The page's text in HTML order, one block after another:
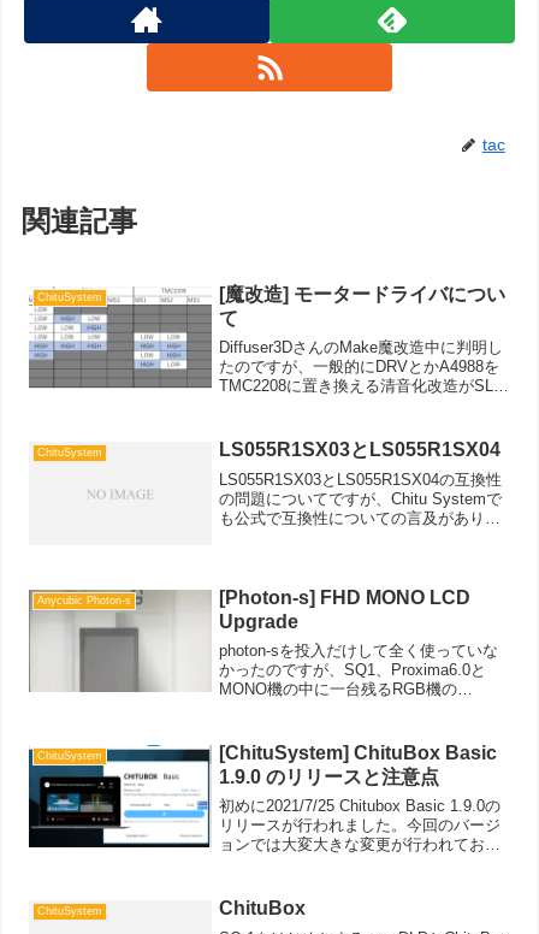
tac
関連記事
ChituSystem
[魔改造] モータードライバについ
て
Diffuser3DさんのMake魔改造中に判明し
たのですが、一般的にDRVとかA4988を
TMC2208に置き換える清音化改造がSLA
した。各社のドライバがあるよう...
ChituSystem LS055R1SX03とLS055R1SX04
LS055R1SX03とLS055R1SX04の互換性
の問題についてですが、Chitu Systemで
も公式で互換性についての言及がありま
Anycubic Photon-s
[Photon-s] FHD MONO LCD
Upgrade
photon-sを投入だけして全く使っていな
かったのですが、SQ1、Proxima6.0と
MONO機の中に一台残るRGB機の
といって造形時間が長いため...
ChituSystem
[ChituSystem] ChituBox Basic
1.9.0 のリリースと注意点
初めに2021/7/25 Chitubox Basic 1.9.0の
リリースが行われました。今回のバージ
ョンでは大変大きな変更が行われてお
な新機能と改善が含まれています...
ChituSystem ChituBox